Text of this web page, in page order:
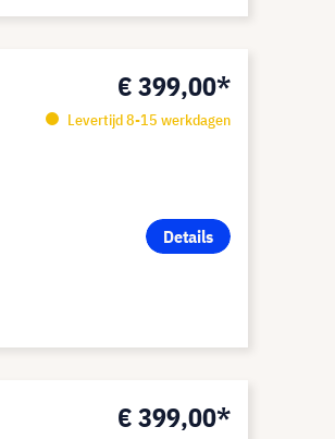
€ 399,00*
Levertijd 8-15 werkdagen
Details
€ 399,00*